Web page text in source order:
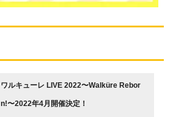
ワルキューレ LIVE 2022〜Walküre Rebor
n!〜2022年4月開催決定！